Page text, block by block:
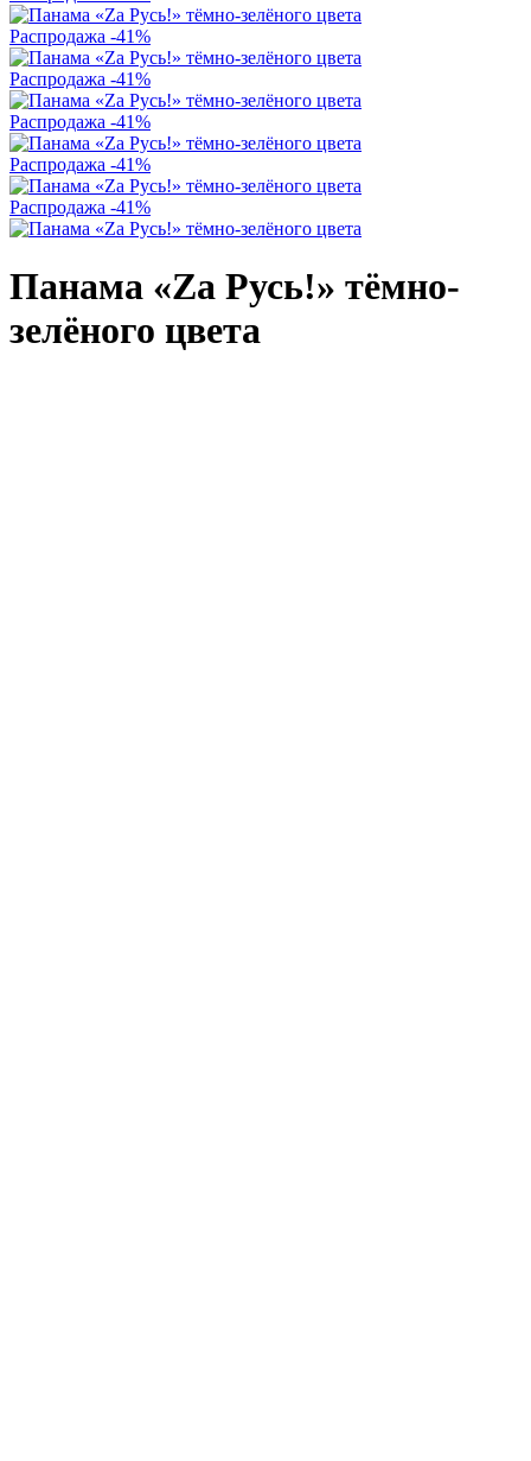
Распродажа -41%
Распродажа -41%
Распродажа -41%
Распродажа -41%
Распродажа -41%
Панама «Zа Русь!» тёмно-
зелёного цвета